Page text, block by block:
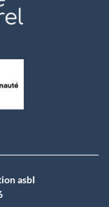
asbI